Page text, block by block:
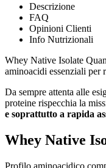
Descrizione
FAQ
Opinioni Clienti
Info Nutrizionali
Whey Native Isolate
aminoacidi essenziali per
Da sempre attenta alle
proteine rispecchia la
e soprattutto a rapida
Whey Native
Profilo aminoacidico